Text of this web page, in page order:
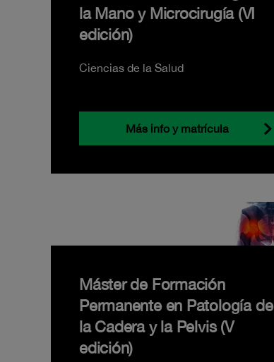
la Mano y Microcirugía (VI
edición)
Ciencias de la Salud
Más info y matrícula
Máster de Formación
Permanente en Patología de
la Cadera y la Pelvis (V
edición)